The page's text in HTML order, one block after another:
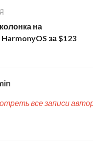
на
за $123
все записи